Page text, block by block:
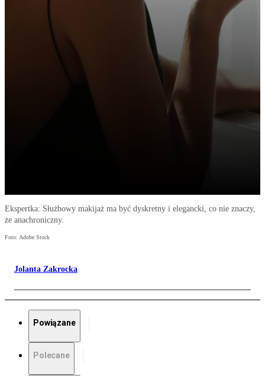
Ekspertka: Służbowy makijaż ma być dyskretny i elegancki, co nie znaczy,
że anachroniczny.
Foto: Adobe Stock
Jolanta Zakrocka
Powiązane
Polecane